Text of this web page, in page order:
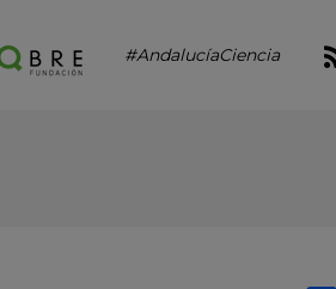
#AndalucíaCiencia